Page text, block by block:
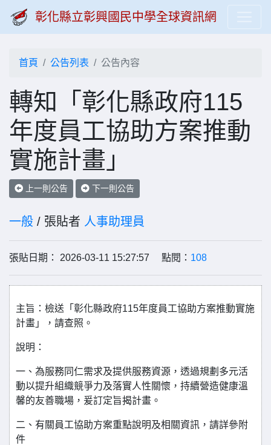
彰化縣立彰興國民中學全球資訊網
首頁 公告列表 公告內容
轉知「彰化縣政府115
年度員工協助方案推動
實施計畫」
上一則公告 下一則公告
一般 / 張貼者 人事助理員
張貼日期： 2026-03-11 15:27:57 點閱： 108
主旨：檢送「彰化縣政府115年度員工協助方案推動實施
計畫」，請查照。
說明：
一、為服務同仁需求及提供服務資源，透過規劃多元活
動以提升組織競爭力及落實人性關懷，持續營造健康溫
馨的友善職場，爰訂定旨揭計畫。
二、有關員工協助方案重點說明及相關資訊，請詳參附
件